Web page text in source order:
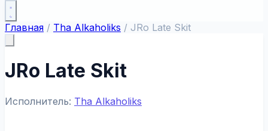
Главная / Tha Alkaholiks / JRo Late Skit
JRo Late Skit
Исполнитель: Tha Alkaholiks